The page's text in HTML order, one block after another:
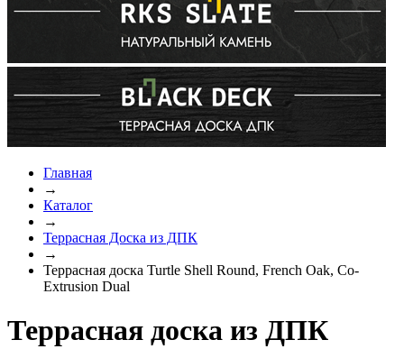
Главная
→
Каталог
→
Террасная Доска из ДПК
→
Террасная доска Turtle Shell Round, French Oak, Co-
Extrusion Dual
Террасная доска из ДПК